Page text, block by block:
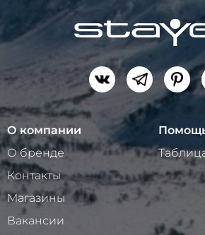
О компании
О бренде
Контакты
Магазины
Вакансии